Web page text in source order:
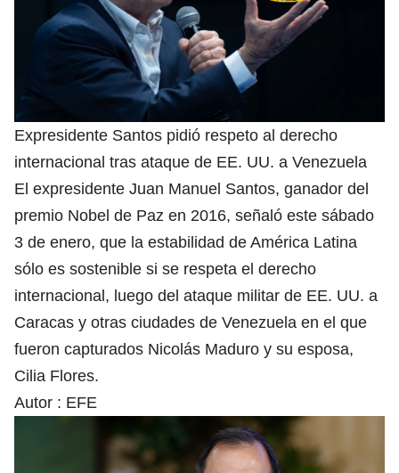
Expresidente Santos pidió respeto al derecho
internacional tras ataque de EE. UU. a Venezuela
El expresidente Juan Manuel Santos, ganador del
premio Nobel de Paz en 2016, señaló este sábado
3 de enero, que la estabilidad de América Latina
sólo es sostenible si se respeta el derecho
internacional, luego del ataque militar de EE. UU. a
Caracas y otras ciudades de Venezuela en el que
fueron capturados Nicolás Maduro y su esposa,
Cilia Flores.
Autor : EFE